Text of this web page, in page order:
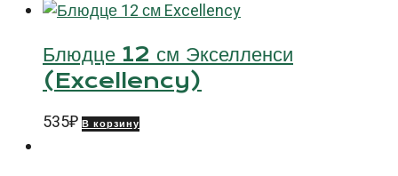
Блюдце 12 см Экселленси
(Excellency)
535₽ В корзину